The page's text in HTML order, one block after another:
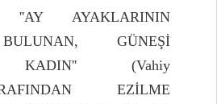
''AY AYAKLARININ
GÜNEŞİ
KADIN'' (Vahiy
EZİLME